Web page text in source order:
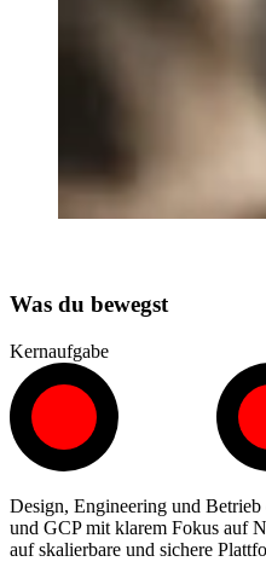
Was du bewegst
Kernaufgabe
Design, Engineering und
und GCP mit klarem Fokus auf
auf skalierbare und sichere